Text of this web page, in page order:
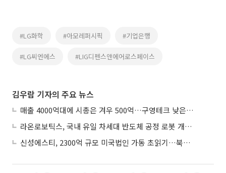
#LG화학 #아모레퍼시픽 #기업은행
#LG씨엔에스 #LIG디펜스앤에어로스페이스
김우람 기자의 주요 뉴스
매출 4000억대에 시총은 겨우 500억…구영테크 낮은 몸값에 저가 승계 마무리
라온로보틱스, 국내 유일 차세대 반도체 공정 로봇 개발 ‘고객사 테스트 진행’
신성에스티, 2300억 규모 미국법인 가동 초읽기…북미 ESS 공략 본격화